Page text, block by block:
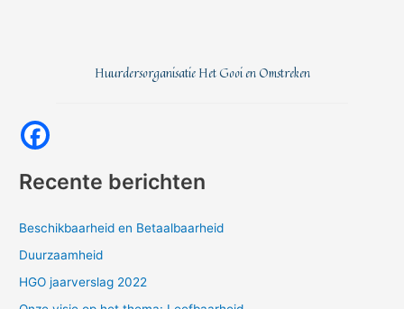
Huurdersorganisatie Het Gooi en Omstreken
Recente berichten
Beschikbaarheid en Betaalbaarheid
Duurzaamheid
HGO jaarverslag 2022